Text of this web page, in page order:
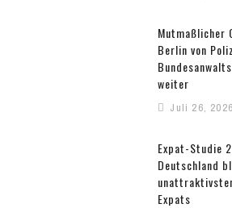
Mutmaßlicher
Berlin von
weiter
Juli 26, 2026
Expat-Studie
Deutschland
Expats